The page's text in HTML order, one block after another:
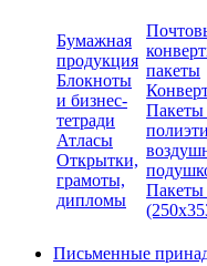
Бумажная
продукция
Блокноты
и бизнес-
тетради
Атласы
Открытки,
грамоты,
дипломы
пакеты
Пакеты
Письменные